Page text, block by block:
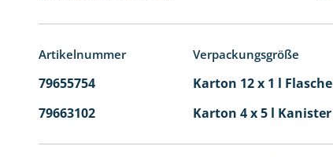
Artikelnummer Verpackungsgröße
79655754 Karton 12 x 1 l Flasche
79663102
Karton 4 x 5 l Kanister